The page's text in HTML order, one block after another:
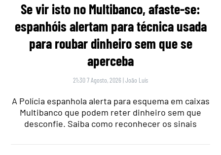
Se vir isto no Multibanco, afaste-se:
espanhóis alertam para técnica usada
para roubar dinheiro sem que se
aperceba
21:30 7 Agosto, 2026 |João Luís
A Polícia espanhola alerta para esquema em caixas
Multibanco que podem reter dinheiro sem que
desconfie. Saiba como reconhecer os sinais